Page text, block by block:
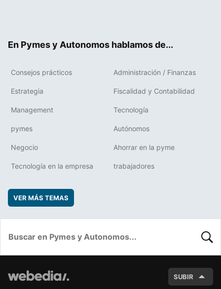
En Pymes y Autonomos hablamos de...
Consejos prácticos Administración / Finanzas
Estrategia Fiscalidad y Contabilidad
Management Tecnología
pymes Autónomos
Negocio Ahorrar en la pyme
Tecnología en la empresa trabajadores
VER MÁS TEMAS
SUBIR